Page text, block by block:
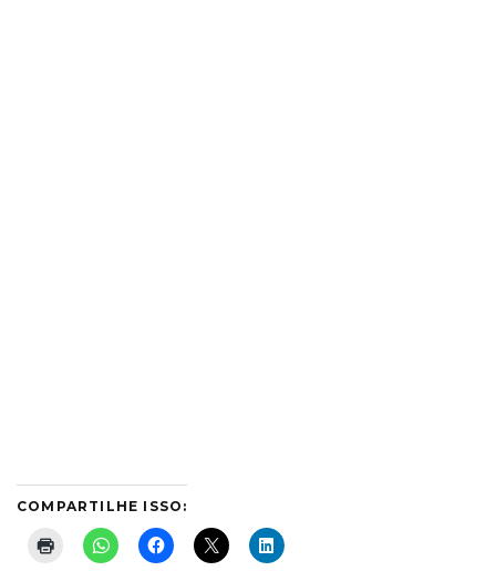
COMPARTILHE ISSO: